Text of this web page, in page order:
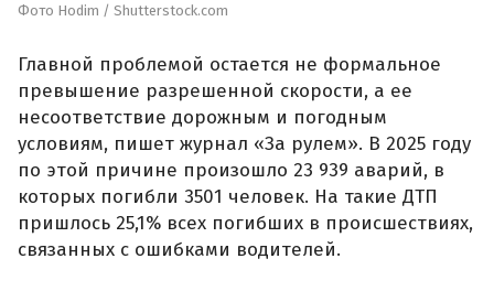
Фото Hodim / Shutterstock.com
Главной проблемой остается не формальное
превышение разрешенной скорости, а ее
несоответствие дорожным и погодным
условиям, пишет журнал «За рулем». В 2025 году
по этой причине произошло 23 939 аварий, в
которых погибли 3501 человек. На такие ДТП
пришлось 25,1% всех погибших в происшествиях,
связанных с ошибками водителей.